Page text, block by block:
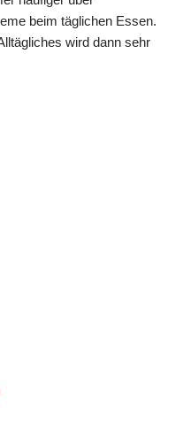
beim täglichen Essen.
wird dann sehr